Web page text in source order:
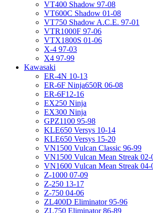
VT400 Shadow 97-08
VT600C Shadow 01-08
VT750 Shadow A.C.E. 97-01
VTR1000F 97-06
VTX1800S 01-06
X-4 97-03
X4 97-99
Kawasaki
ER-4N 10-13
ER-6F Ninja650R 06-08
ER-6F12-16
EX250 Ninja
EX300 Ninja
GPZ1100 95-98
KLE650 Versys 10-14
KLE650 Versys 15-20
VN1500 Vulcan Classic 96-99
VN1500 Vulcan Mean Streak 02-
VN1600 Vulcan Mean Streak 04-
Z-1000 07-09
Z-250 13-17
Z-750 04-06
ZL400D Eliminator 95-96
ZL750 Eliminator 86-89